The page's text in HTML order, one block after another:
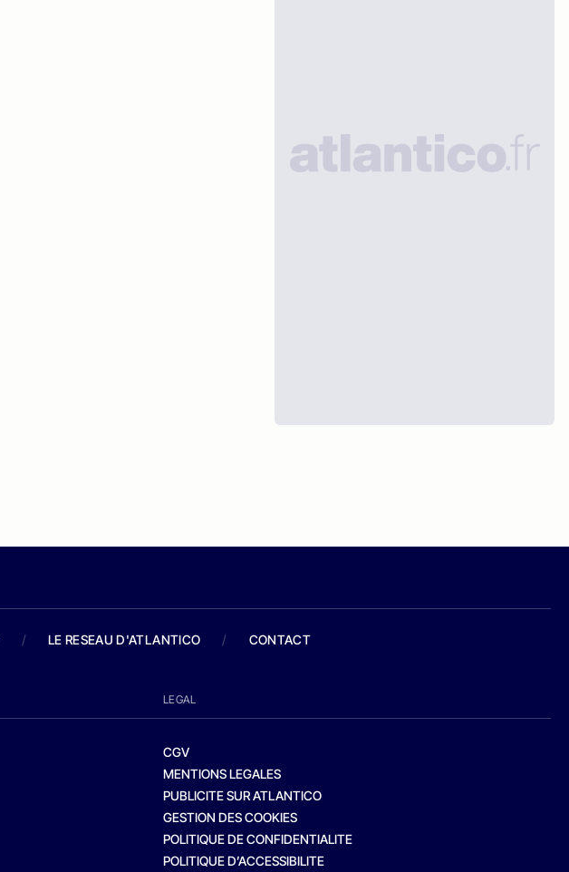
/ LE RESEAU D'ATLANTICO / CONTACT
LEGAL
CGV
MENTIONS LEGALES
PUBLICITE SUR ATLANTICO
GESTION DES COOKIES
POLITIQUE DE CONFIDENTIALITE
POLITIQUE D’ACCESSIBILITE